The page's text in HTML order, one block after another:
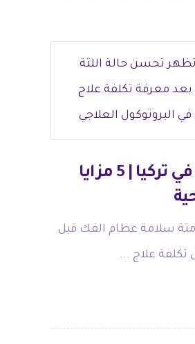
تكلفة علاج اللثة في تركيا | 5 مزايا
سلامة عظام الفك قبل
تكلفة علاج ...